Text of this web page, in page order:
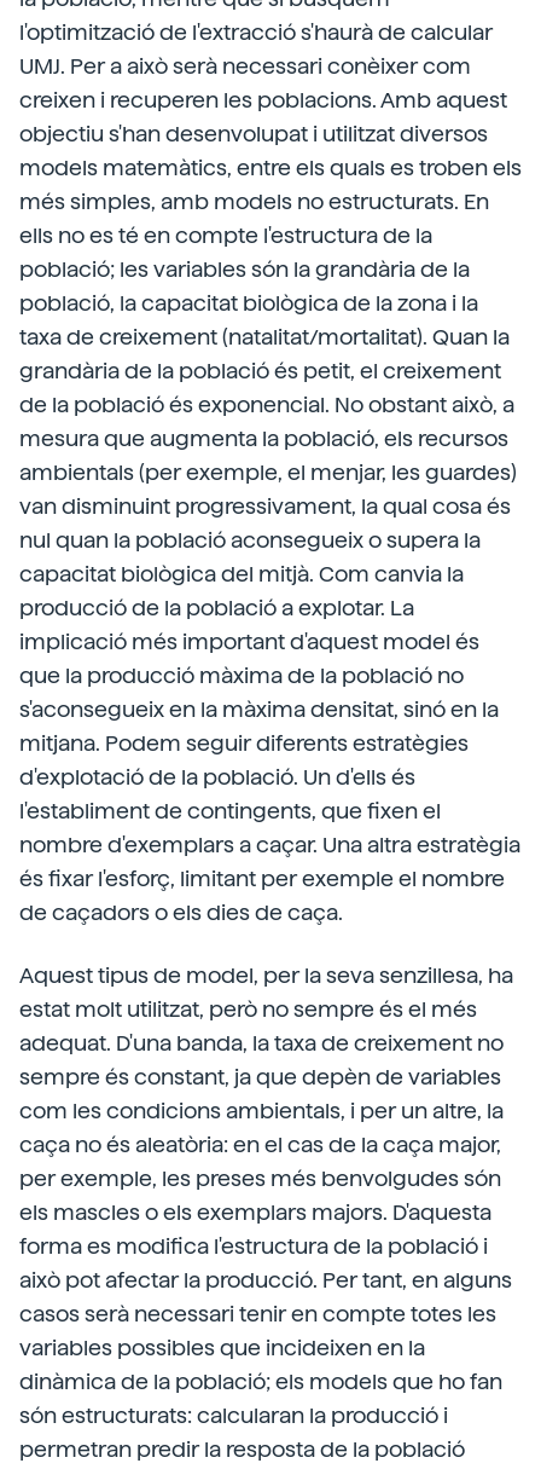
l'optimització de l'extracció s'haurà de calcular
UMJ. Per a això serà necessari conèixer com
creixen i recuperen les poblacions. Amb aquest
objectiu s'han desenvolupat i utilitzat diversos
models matemàtics, entre els quals es troben els
més simples, amb models no estructurats. En
ells no es té en compte l'estructura de la
població; les variables són la grandària de la
població, la capacitat biològica de la zona i la
taxa de creixement (natalitat/mortalitat). Quan la
grandària de la població és petit, el creixement
de la població és exponencial. No obstant això, a
mesura que augmenta la població, els recursos
ambientals (per exemple, el menjar, les guardes)
van disminuint progressivament, la qual cosa és
nul quan la població aconsegueix o supera la
capacitat biològica del mitjà. Com canvia la
producció de la població a explotar. La
implicació més important d'aquest model és
que la producció màxima de la població no
s'aconsegueix en la màxima densitat, sinó en la
mitjana. Podem seguir diferents estratègies
d'explotació de la població. Un d'ells és
l'establiment de contingents, que fixen el
nombre d'exemplars a caçar. Una altra estratègia
és fixar l'esforç, limitant per exemple el nombre
de caçadors o els dies de caça.
Aquest tipus de model, per la seva senzillesa, ha
estat molt utilitzat, però no sempre és el més
adequat. D'una banda, la taxa de creixement no
sempre és constant, ja que depèn de variables
com les condicions ambientals, i per un altre, la
caça no és aleatòria: en el cas de la caça major,
per exemple, les preses més benvolgudes són
els mascles o els exemplars majors. D'aquesta
forma es modifica l'estructura de la població i
això pot afectar la producció. Per tant, en alguns
casos serà necessari tenir en compte totes les
variables possibles que incideixen en la
dinàmica de la població; els models que ho fan
són estructurats: calcularan la producció i
permetran predir la resposta de la població